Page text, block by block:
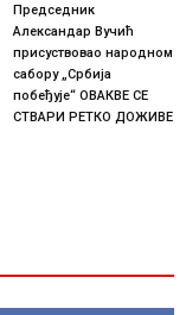
Председник
Александар Вучић
присуствовао народном
сабору „Србија
побеђује“ ОВАКВЕ СЕ
СТВАРИ РЕТКО ДОЖИВЕ